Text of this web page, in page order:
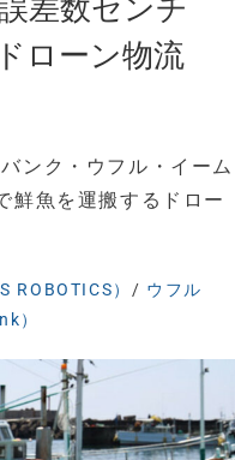
差数センチ
ローン物流
ンク・ウフル・イーム
鮮魚を運搬するドロー
ROBOTICS） / ウフル
）